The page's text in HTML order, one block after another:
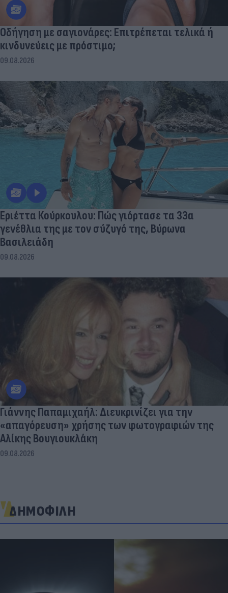
Οδήγηση με σαγιονάρες: Επιτρέπεται τελικά ή
κινδυνεύεις με πρόστιμο;
09.08.2026
Εριέττα Κούρκουλου: Πώς γιόρτασε τα 33α
γενέθλια της με τον σύζυγό της, Βύρωνα
Βασιλειάδη
09.08.2026
Γιάννης Παπαμιχαήλ: Διευκρινίζει για την
«απαγόρευση» χρήσης των φωτογραφιών της
Αλίκης Βουγιουκλάκη
09.08.2026
ΔΗΜΟΦΙΛΗ